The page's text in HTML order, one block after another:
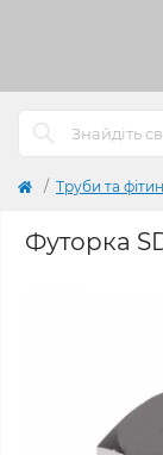
Труби та
Футорка